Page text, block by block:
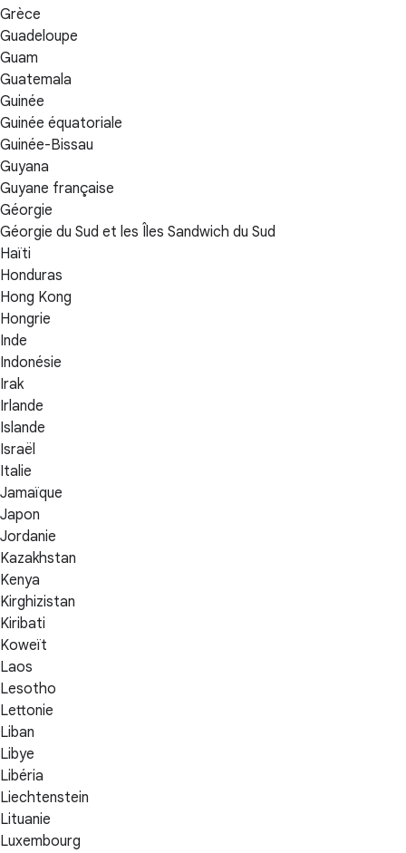
Grèce
Guadeloupe
Guam
Guatemala
Guinée
Guinée équatoriale
Guinée-Bissau
Guyana
Guyane française
Géorgie
Géorgie du Sud et les Îles Sandwich du Sud
Haïti
Honduras
Hong Kong
Hongrie
Inde
Indonésie
Irak
Irlande
Islande
Israël
Italie
Jamaïque
Japon
Jordanie
Kazakhstan
Kenya
Kirghizistan
Kiribati
Koweït
Laos
Lesotho
Lettonie
Liban
Libye
Libéria
Liechtenstein
Lituanie
Luxembourg